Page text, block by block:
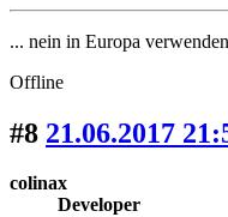
... nein in Europa
Offline
#8 21.06.2017
colinax
Developer